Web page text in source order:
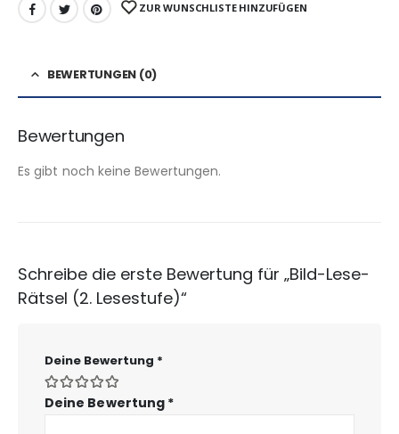
ZUR WUNSCHLISTE HINZUFÜGEN
BEWERTUNGEN (0)
Bewertungen
Es gibt noch keine Bewertungen.
Schreibe die erste Bewertung für „Bild-Lese-
Rätsel (2. Lesestufe)“
Deine Bewertung *
Deine Bewertung *